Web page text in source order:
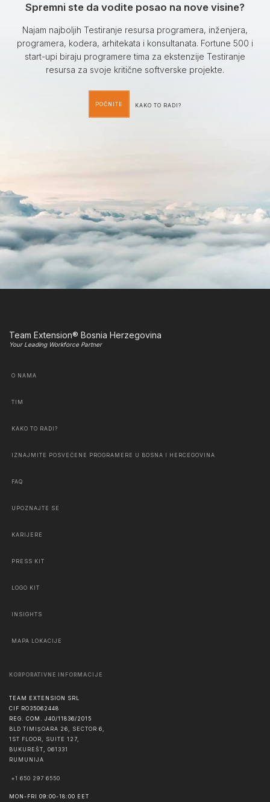
Spremni ste da vodite posao na nove visine?
Najam najboljih Testiranje resursa programera, inženjera,
programera, kodera, arhitekata i konsultanata. Fortune 500 i
start-upi biraju programere tima za ekstenzije Testiranje
resursa za svoje kritične softverske projekte.
POČNITE KAKO TO RADI?
Team Extension® Bosnia Herzegovina
Your Leading Workforce Partner
O NAMA
TIM
KAKO TO RADI?
IZNAJMITE POSVEĆENE PROGRAMERE U BOSNA I HERCEGOVINA
FAQ
UPOZNAJTE SE
KARIJERE
PRESS KIT
LOGO KIT
INSIGHTS
MAPA LOKACIJE
KORPORATIVNE INFORMACIJE
TEAM EXTENSION SRL
CIF RO35062448
REG. COM. J40/11836/2015
BLD TIMIȘOARA 26, SECTOR 6,
1ST FLOOR, SUITE 127,
BUKUREŠT, 061331
RUMUNIJA
+1 650 297 6550
MON-FRI 09:00-18:00 EET